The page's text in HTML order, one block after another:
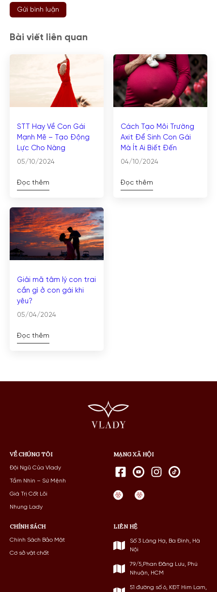
Bài viết liên quan
STT Hay Về Con Gái
Mạnh Mẽ – Tạo Động
Lực Cho Nàng
05/10/2024
Đọc thêm
Cách Tạo Môi Trường
Axit Để Sinh Con Gái
Mà Ít Ai Biết Đến
04/10/2024
Đọc thêm
Giải mã tâm lý con trai
cần gì ở con gái khi
yêu?
05/04/2024
Đọc thêm
VỀ CHÚNG TÔI
Đội Ngũ Của Vlady
Tầm Nhìn – Sứ Mệnh
Giá Trị Cốt Lõi
Nhung Lady
CHÍNH SÁCH
Chính Sách Bảo Mật
Cơ sở vật chất
LIÊN HỆ
Số 3 Láng Hạ, Ba Đình, Hà
Nội
79/5,Phan Đăng Lưu, Phú
Nhuận, HCM
51 đường số 6, KĐT Him Lam,
MẠNG XÃ HỘI